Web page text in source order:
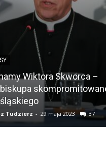
Wiktora Skworca –
skompromitowanego i
- 29 maja 2023 37